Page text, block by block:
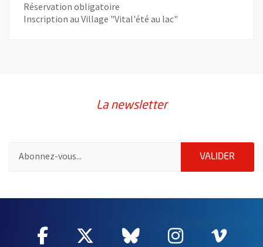
Réservation obligatoire
Inscription au Village "Vital'été au lac"
La newsletter
VALIDER
Facebook
, Ouvre une nouvelle fenêtre
Twitter
, Ouvre une nouvelle
Bluesky
, Ouvre une
Instagram
, Ouvre
,